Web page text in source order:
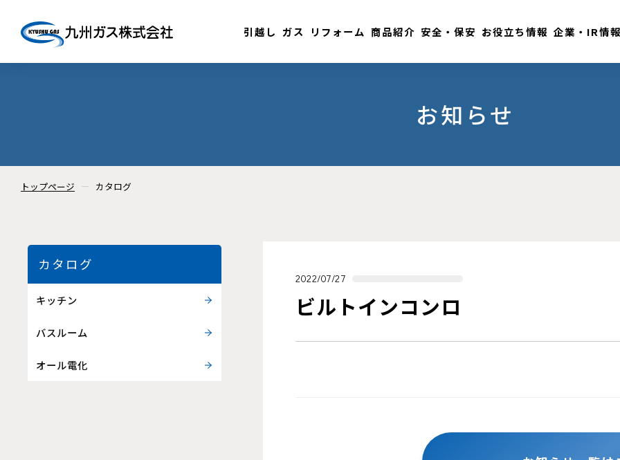
引越し ガス リフォーム 商品紹介 安全・保安 お役立ち情報 企業・IR情
お知らせ
トップページ カタログ
カタログ
キッチン
バスルーム
オール電化
2022/07/27
ビルトインコンロ